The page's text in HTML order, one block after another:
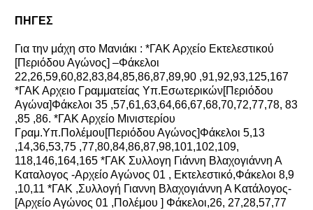
ΠΗΓΕΣ
Για την μάχη στο Μανιάκι : *ΓΑΚ Αρχείο Εκτελεστικού
[Περιόδου Αγώνος] –Φάκελοι
22,26,59,60,82,83,84,85,86,87,89,90 ,91,92,93,125,167
*ΓΑΚ Αρχειο Γραμματείας Υπ.Εσωτερικών[Περιόδου
Αγώνα]Φάκελοι 35 ,57,61,63,64,66,67,68,70,72,77,78, 83
,85 ,86. *ΓΑΚ Αρχείο Μινιστερίου
Γραμ.Υπ.Πολέμου[Περιόδου Αγώνος]Φάκελοι 5,13
,14,36,53,75 ,77,80,84,86,87,98,101,102,109,
118,146,164,165 *ΓΑΚ Συλλογη Γιάννη Βλαχογιάννη Α
Καταλογος -Αρχείο Αγώνος 01 , Εκτελεστικό,Φάκελοι 8,9
,10,11 *ΓΑΚ ,Συλλογή Γιαννη Βλαχογιάννη Α Κατάλογος-
[Αρχείο Αγώνος 01 ,Πολέμου ] Φάκελοι,26, 27,28,57,77